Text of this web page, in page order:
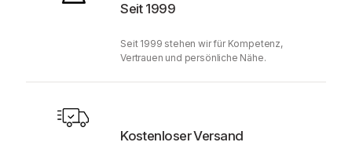
Seit 1999
Seit 1999 stehen wir für Kompetenz,
Vertrauen und persönliche Nähe.
Kostenloser Versand